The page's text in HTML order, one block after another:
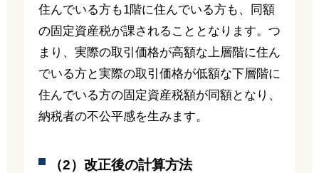
住んでいる方も1階に住んでいる方も、同額
の固定資産税が課されることとなります。つ
まり、実際の取引価格が高額な上層階に住ん
でいる方と実際の取引価格が低額な下層階に
住んでいる方の固定資産税額が同額となり、
納税者の不公平感を生みます。
（2）改正後の計算方法